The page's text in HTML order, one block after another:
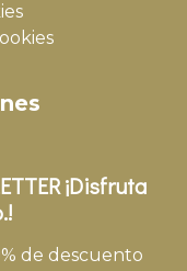
¡Disfruta
de descuento